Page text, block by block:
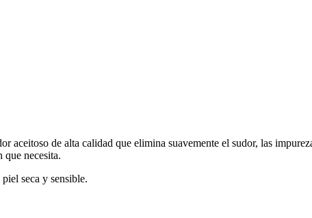
aceitoso de alta calidad que elimina suavemente el sudor, las
que necesita.
seca y sensible.